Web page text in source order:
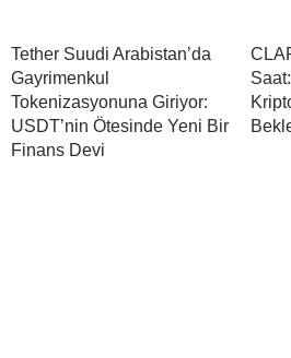
Tether Suudi Arabistan’da
Gayrimenkul
Tokenizasyonuna Giriyor:
USDT’nin Ötesinde Yeni Bir
Finans Devi